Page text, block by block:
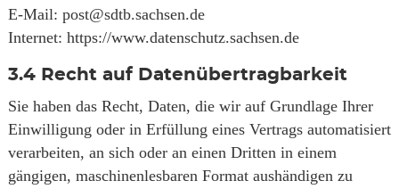
E-Mail: post@sdtb.sachsen.de
Internet: https://www.datenschutz.sachsen.de
3.4 Recht auf Datenübertragbarkeit
Sie haben das Recht, Daten, die wir auf Grundlage Ihrer
Einwilligung oder in Erfüllung eines Vertrags automatisiert
verarbeiten, an sich oder an einen Dritten in einem
gängigen, maschinenlesbaren Format aushändigen zu